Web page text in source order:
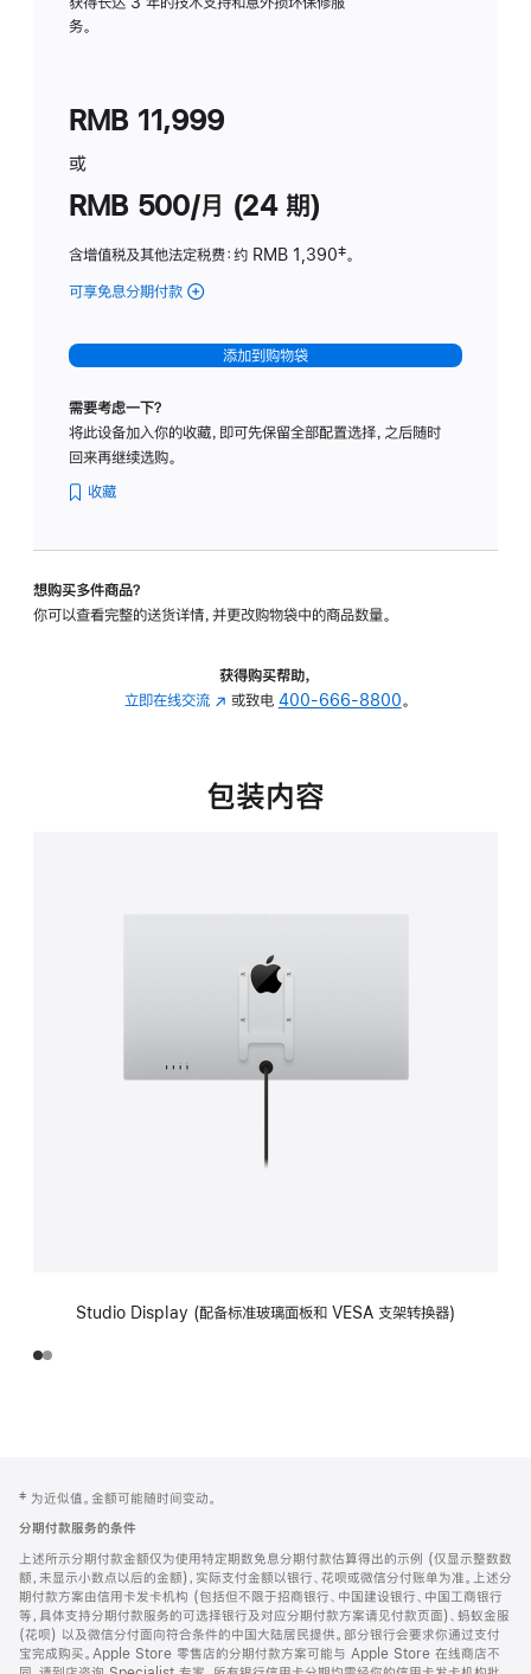
务。
RMB 11,999
或
RMB 500/月 (24 期)
含增值税及其他法定税费：约 RMB 1,390脚
‡。
可享免息分期付款 (Studio
-
标
璃
转
的
添加到购物袋
需要考虑一下？
将此设备加入你的收藏，即可先保留全部配置选择，之后随时
回来再继续选购。
收藏
想购买多件商品？
你可以查看完整的送货详情，并更改购物袋中的商品数量。
获得购买帮助，
立即在线交流 (在
中
或致电 400-666-8800。
包装内容
Studio Display (配备标准玻璃面板和 VESA 支架转换器)
页
页
脚
注
‡ 为近似值。金额可能随时间变动。
分期付款服务的条件
上述所示分期付款金额仅为使用特定期数免息分期付款估算得出的示例 (仅显示整数数
额，未显示小数点以后的金额)，实际支付金额以银行、花呗或微信分付账单为准。上述分
期付款方案由信用卡发卡机构 (包括但不限于招商银行、中国建设银行、中国工商银行
等，具体支持分期付款服务的可选择银行及对应分期付款方案请见付款页面)、蚂蚁金服
(花呗) 以及微信分付面向符合条件的中国大陆居民提供。部分银行会要求你通过支付
宝完成购买。Apple Store 零售店的分期付款方案可能与 Apple Store 在线商店不